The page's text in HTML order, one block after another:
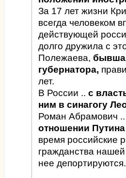
За 17 лет жизни
всегда человеком
действующей
долго дружила с
Полежаева,
губернатора,
лет.
В России .. с
ним в синагогу
Роман Абрамович
отношении
время российские
гражданства
нее депортируются.